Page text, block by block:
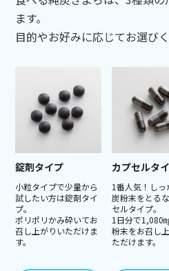
ます。
目的やお好みに応じてお選びく
錠剤タイプ
小粒タイプで少量から
試したい方は錠剤タイ
プ。
ポリポリかみ砕いてお
召し上がりいただけま
す。
カプセルタ
1番人気！しっ
炭粉末をとる
セルタイプ。
1日分で1,080
粉末をお召し
ただけます。